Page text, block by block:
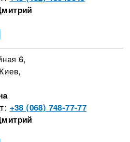
6,
+38 (068) 748-77-77